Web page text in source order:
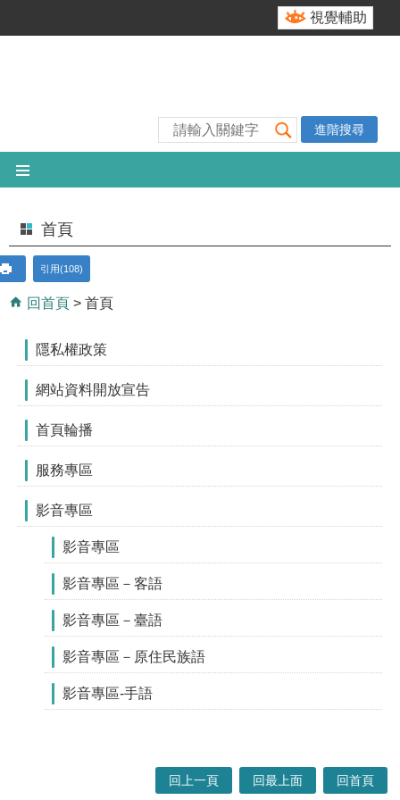
視覺輔助
進階搜尋
首頁
引用(108)
回首頁 首頁
隱私權政策
網站資料開放宣告
首頁輪播
服務專區
影音專區
影音專區
影音專區－客語
影音專區－臺語
影音專區－原住民族語
影音專區-手語
回上一頁 回最上面 回首頁